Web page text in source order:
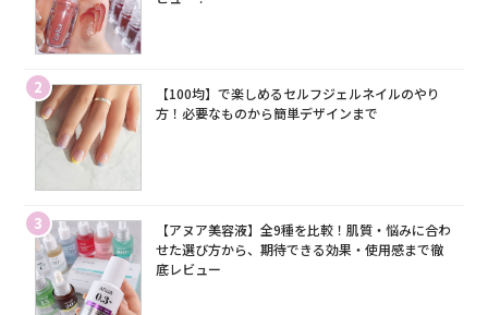
2
【100均】で楽しめるセルフジェルネイルのやり
方！必要なものから簡単デザインまで
3
【アヌア美容液】全9種を比較！肌質・悩みに合わ
せた選び方から、期待できる効果・使用感まで徹
底レビュー